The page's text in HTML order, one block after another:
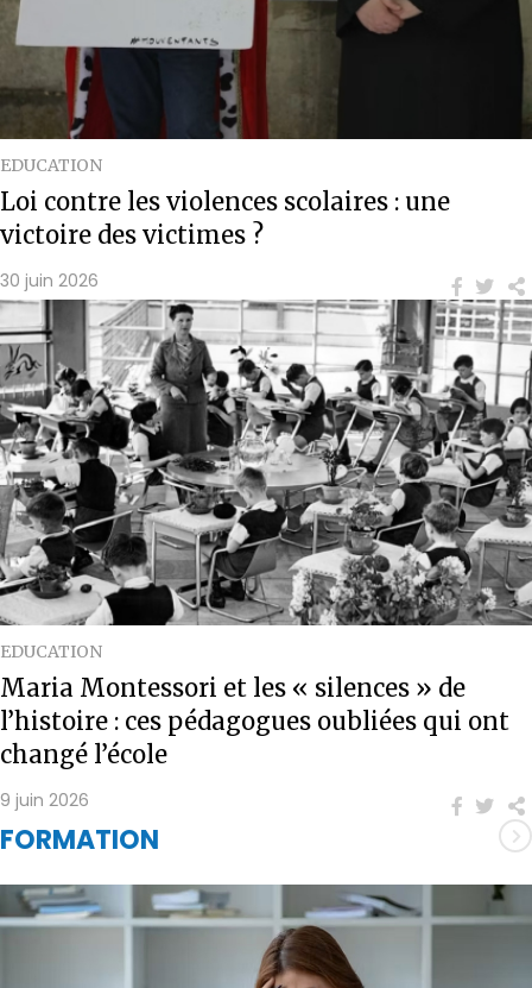
EDUCATION
Loi contre les violences scolaires : une
victoire des victimes ?
30 juin 2026
EDUCATION
Maria Montessori et les « silences » de
l’histoire : ces pédagogues oubliées qui ont
changé l’école
9 juin 2026
FORMATION